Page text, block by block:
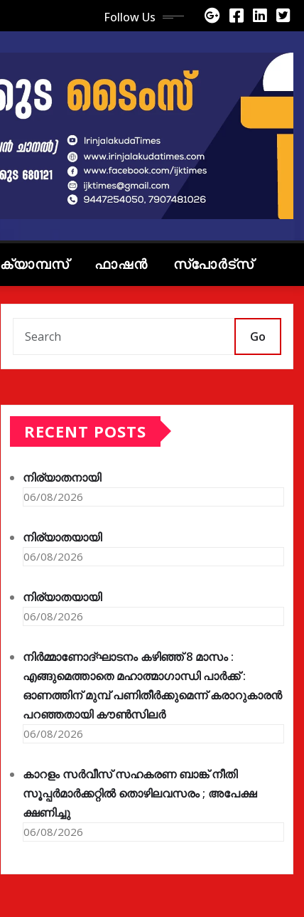
Follow Us
ക്യാമ്പസ് ഫാഷൻ സ്പോർട്സ്
Go
RECENT POSTS
നിര്യാതനായി
06/08/2026
നിര്യാതയായി
06/08/2026
നിര്യാതയായി
06/08/2026
നിർമ്മാണോദ്ഘാടനം കഴിഞ്ഞ് 8 മാസം :
എങ്ങുമെത്താതെ മഹാത്മാഗാന്ധി പാർക്ക് :
ഓണത്തിന് മുമ്പ് പണിതീർക്കുമെന്ന് കരാറുകാരൻ
പറഞ്ഞതായി കൗൺസിലർ
06/08/2026
കാറളം സർവീസ് സഹകരണ ബാങ്ക് നീതി
സൂപ്പർമാർക്കറ്റിൽ തൊഴിലവസരം ; അപേക്ഷ
ക്ഷണിച്ചു
06/08/2026